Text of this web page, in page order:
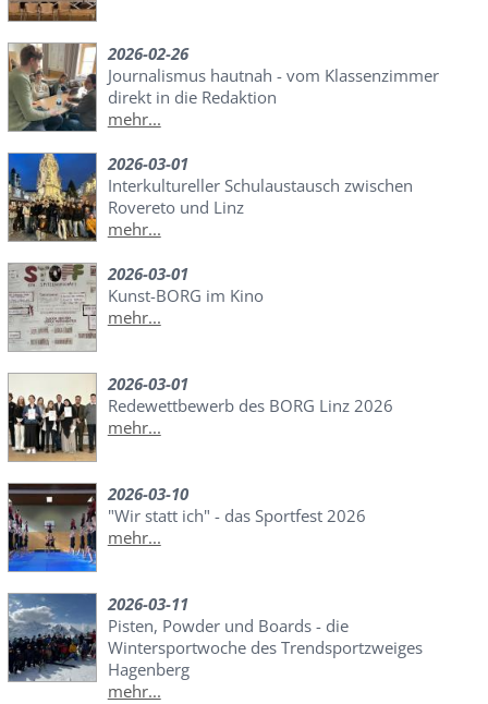
2026-02-26
Journalismus hautnah - vom Klassenzimmer
direkt in die Redaktion
mehr...
2026-03-01
Interkultureller Schulaustausch zwischen
Rovereto und Linz
mehr...
2026-03-01
Kunst-BORG im Kino
mehr...
2026-03-01
Redewettbewerb des BORG Linz 2026
mehr...
2026-03-10
"Wir statt ich" - das Sportfest 2026
mehr...
2026-03-11
Pisten, Powder und Boards - die
Wintersportwoche des Trendsportzweiges
Hagenberg
mehr...